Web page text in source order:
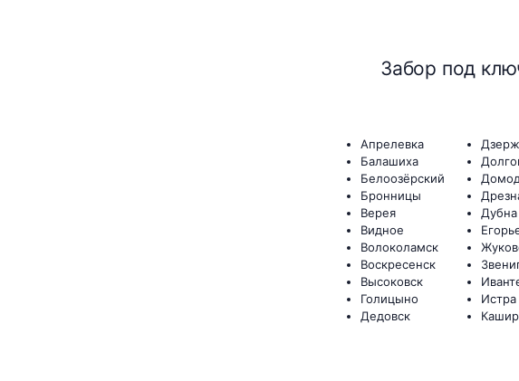
Забор под
Апрелевка
Балашиха
Белоозёрский
Бронницы
Верея
Видное
Волоколамск
Воскресенск
Высоковск
Голицыно
Дедовск
Дубна
Истра